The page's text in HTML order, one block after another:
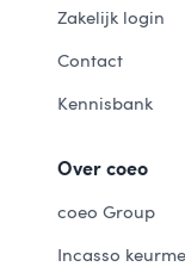
Zakelijk login
Contact
Kennisbank
Over coeo
coeo Group
Incasso